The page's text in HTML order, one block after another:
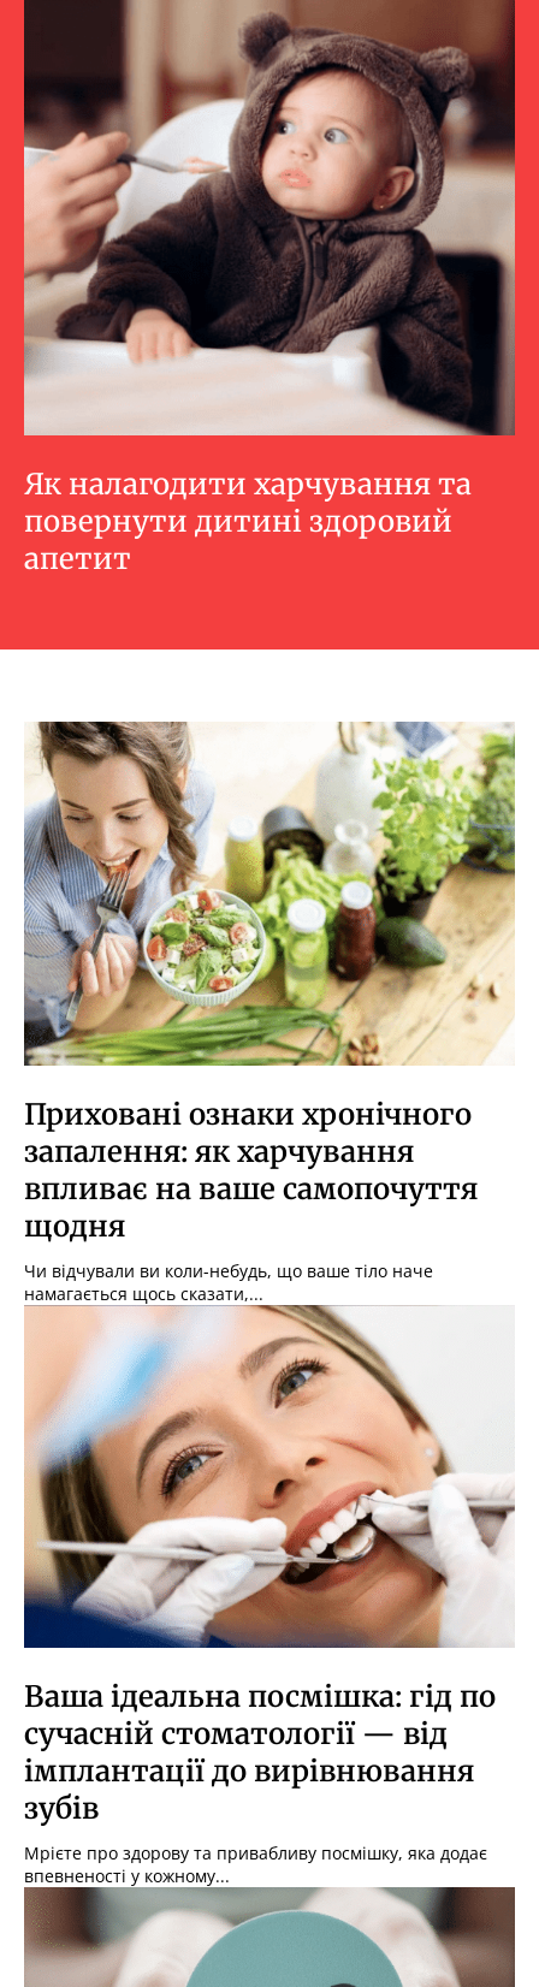
Як налагодити харчування та
повернути дитині здоровий
апетит
Приховані ознаки хронічного
запалення: як харчування
впливає на ваше самопочуття
щодня
Чи відчували ви коли-небудь, що ваше тіло наче
намагається щось сказати,...
Ваша ідеальна посмішка: гід по
сучасній стоматології — від
імплантації до вирівнювання
зубів
Мрієте про здорову та привабливу посмішку, яка додає
впевненості у кожному...